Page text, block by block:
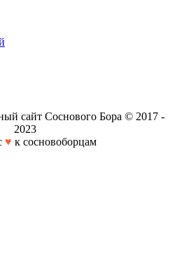
сайт Соснового Бора © 2017 -
2023
♥ к сосновоборцам